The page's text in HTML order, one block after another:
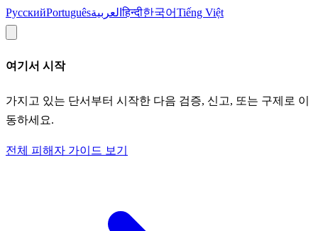
РусскийPortuguêsالعربيةहिन्दी한국어Tiếng Việt
여기서 시작
가지고 있는 단서부터 시작한 다음 검증, 신고, 또는 구제로 이
동하세요.
전체 피해자 가이드 보기